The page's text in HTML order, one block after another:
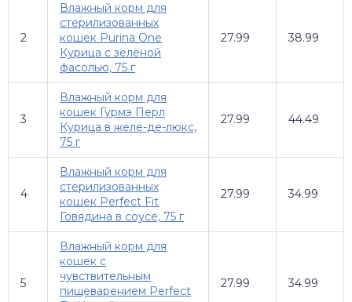
2
Влажный корм для
стерилизованных
кошек Purina One
Курица с зелёной
фасолью, 75 г
27.99 38.99
3
Влажный корм для
кошек Гурмэ Перл
Курица в желе-де-люкс,
75 г
27.99 44.49
4
Влажный корм для
стерилизованных
кошек Perfect Fit
Говядина в соусе, 75 г
27.99 34.99
5
Влажный корм для
кошек с
чувствительным
пищеварением Perfect
27.99 34.99